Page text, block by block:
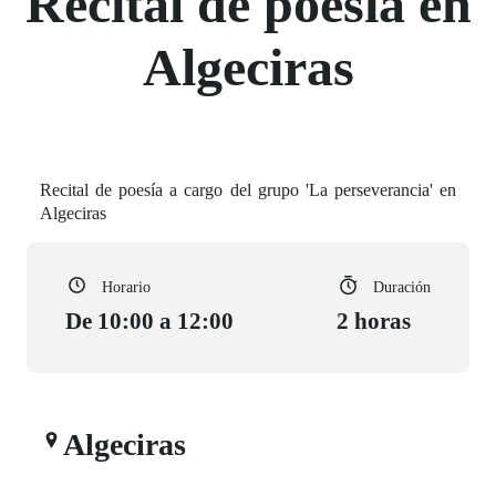
Algeciras
Recital de poesía a cargo del grupo 'La perseverancia' en
Algeciras
Horario
De 10:00 a 12:00
Duración
2 horas
Algeciras